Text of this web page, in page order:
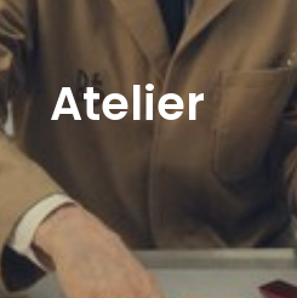
Atelier